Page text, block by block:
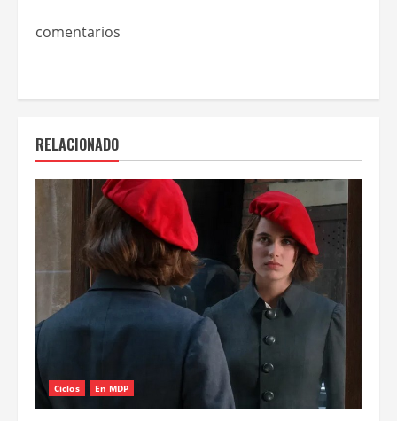
comentarios
RELACIONADO
Ciclos En MDP